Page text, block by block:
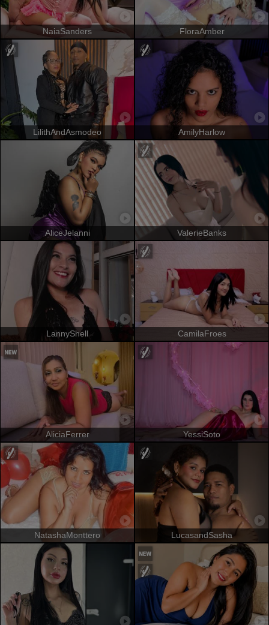
NaiaSanders FloraAmber
LilithAndAsmodeo AmilyHarlow
AliceJelanni ValerieBanks
LannyShell CamilaFroes
AliciaFerrer YessiSoto
NatashaMonttero LucasandSasha